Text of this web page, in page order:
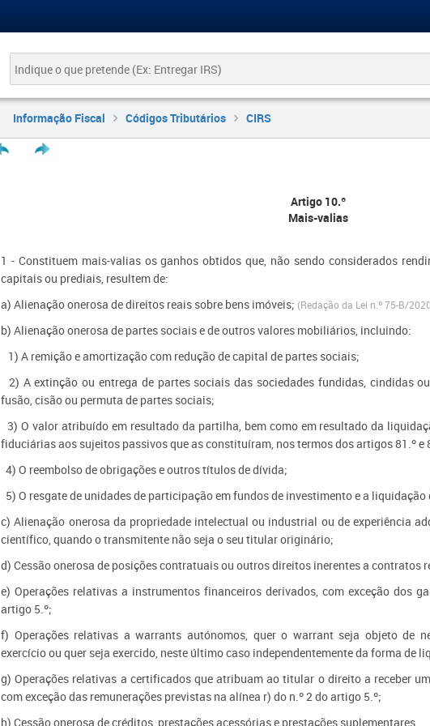
Informação Fiscal Códigos Tributários CIRS
Artigo 10.º
Mais-valias
1 - Constituem mais-valias os ganhos obtidos que, não sendo considerados
capitais ou prediais, resultem de:
a) Alienação onerosa de direitos reais sobre bens imóveis; (Redação da​ Lei n.º 75-B/
b) Alienação onerosa de partes sociais e de outros valores mobiliários, incluindo:
1) A remição e amortização com redução de capital de partes sociais;
2) A extinção ou entrega de partes sociais das sociedades fundidas, cindidas
fusão, cisão ou permuta de partes sociais;
3) O valor atribuído em resultado da partilha, bem como em resultado da
fiduciárias aos sujeitos passivos que as constituíram, nos termos dos artigos 81.º e
4) O reembolso de obrigações e outros títulos de dívida;
5) O resgate de unidades de participação em fundos de investimento e a liquidação
c) Alienação onerosa da propriedade intelectual ou industrial ou de experiência
científico, quando o transmitente não seja o seu titular originário;
d) Cessão onerosa de posições contratuais ou outros direitos inerentes a contratos
e) Operações relativas a instrumentos financeiros derivados, com exceção dos
artigo 5.º;
f) Operações relativas a warrants autónomos, quer o warrant seja objeto de
exercício ou quer seja exercido, neste último caso independentemente da forma de
g) Operações relativas a certificados que atribuam ao titular o direito a receber
com exceção das remunerações previstas na alínea r) do n.º 2 do artigo 5.º;
h) Cessão onerosa de créditos, prestações acessórias e prestações suplementares.